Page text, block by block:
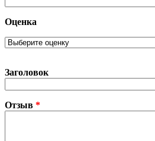
Оценка
Заголовок
Отзыв *